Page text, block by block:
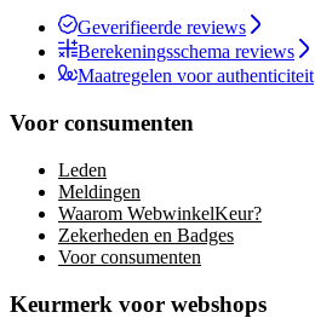
Geverifieerde reviews
Berekeningsschema reviews
Maatregelen voor authenticiteit
Voor consumenten
Leden
Meldingen
Waarom WebwinkelKeur?
Zekerheden en Badges
Voor consumenten
Keurmerk voor webshops